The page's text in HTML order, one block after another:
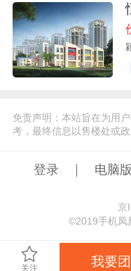
免责声明：本站旨在为用
考，最终信息以售楼处或政
登录 电脑版
京
©️2019手机凤
关注 我要